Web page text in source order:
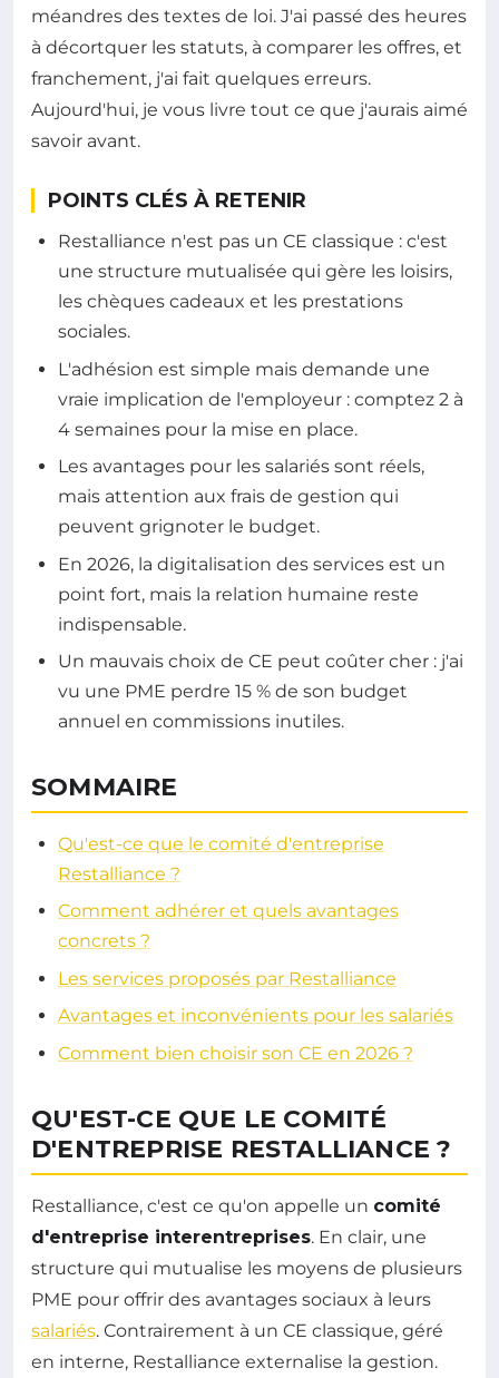
méandres des textes de loi. J'ai passé des heures
à décortquer les statuts, à comparer les offres, et
franchement, j'ai fait quelques erreurs.
Aujourd'hui, je vous livre tout ce que j'aurais aimé
savoir avant.
POINTS CLÉS À RETENIR
Restalliance n'est pas un CE classique : c'est
une structure mutualisée qui gère les loisirs,
les chèques cadeaux et les prestations
sociales.
L'adhésion est simple mais demande une
vraie implication de l'employeur : comptez 2 à
4 semaines pour la mise en place.
Les avantages pour les salariés sont réels,
mais attention aux frais de gestion qui
peuvent grignoter le budget.
En 2026, la digitalisation des services est un
point fort, mais la relation humaine reste
indispensable.
Un mauvais choix de CE peut coûter cher : j'ai
vu une PME perdre 15 % de son budget
annuel en commissions inutiles.
SOMMAIRE
Qu'est-ce que le comité d'entreprise
Restalliance ?
Comment adhérer et quels avantages
concrets ?
Les services proposés par Restalliance
Avantages et inconvénients pour les salariés
Comment bien choisir son CE en 2026 ?
QU'EST-CE QUE LE COMITÉ
D'ENTREPRISE RESTALLIANCE ?
Restalliance, c'est ce qu'on appelle un comité
d'entreprise interentreprises. En clair, une
structure qui mutualise les moyens de plusieurs
PME pour offrir des avantages sociaux à leurs
salariés. Contrairement à un CE classique, géré
en interne, Restalliance externalise la gestion.